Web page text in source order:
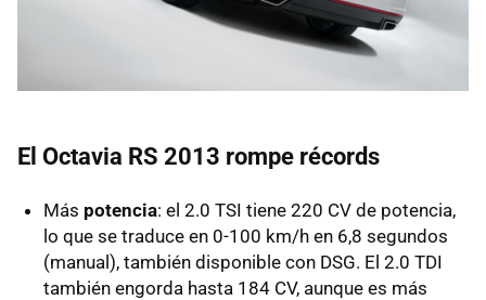
El Octavia RS 2013 rompe récords
Más potencia: el 2.0 TSI tiene 220 CV de potencia,
lo que se traduce en 0-100 km/h en 6,8 segundos
(manual), también disponible con DSG. El 2.0 TDI
también engorda hasta 184 CV, aunque es más